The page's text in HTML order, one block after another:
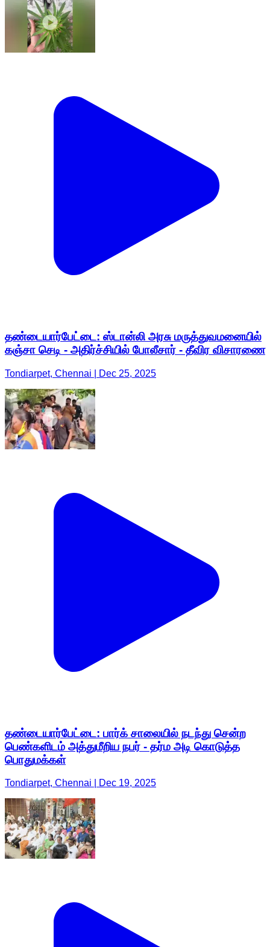
தண்டையார்பேட்டை: ஸ்டான்லி அரசு மருத்துவமனையில்
கஞ்சா செடி - அதிர்ச்சியில் போலீசார் - தீவிர விசாரணை
Tondiarpet, Chennai | Dec 25, 2025
தண்டையார்பேட்டை: பார்க் சாலையில் நடந்து சென்ற
பெண்களிடம் அத்துமீறிய நபர் - தர்ம அடி கொடுத்த
பொதுமக்கள்
Tondiarpet, Chennai | Dec 19, 2025